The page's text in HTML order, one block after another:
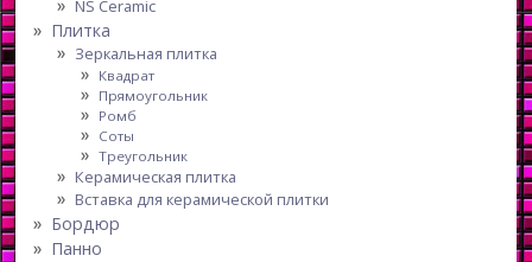
NS Ceramic
Плитка
Зеркальная плитка
Квадрат
Прямоугольник
Ромб
Соты
Треугольник
Керамическая плитка
Вставка для керамической плитки
Бордюр
Панно